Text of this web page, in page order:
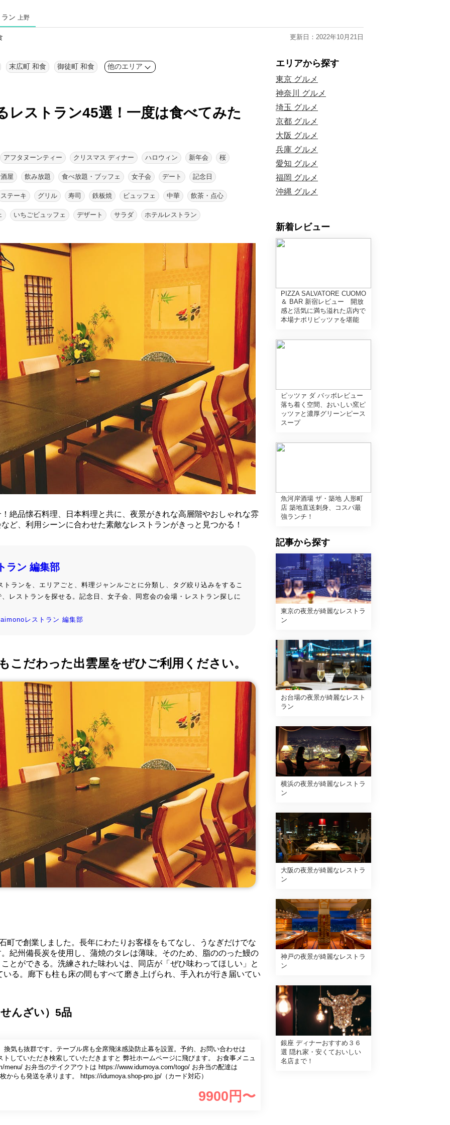
ン 上野
更新日：2022年10月21日
末広町 和食 御徒町 和食 他のエリア
レストラン45選！ 一度は食べてみた
アフタヌーンティー クリスマス ディナー ハロウィン 新年会 桜
屋 飲み放題 食べ放題・ブッフェ 女子会 デート 記念日
ステーキ グリル 寿司 鉄板焼 ビュッフェ 中華 飲茶・点心
いちごビュッフェ デザート サラダ ホテルレストラン
絶品懐石料理、日本料理と共に、夜景がきれな高層階やおしゃれな雰
ど、利用シーンに合わせた素敵なレストランがきっと見つかる！
ラン 編集部
トランを、エリアごと、料理ジャンルごとに分類し、タグ絞り込みをするこ
レストランを探せる。記念日、女子会、同窓会の会場・レストラン探しに
レストラン 編集部
こだわった出雲屋をぜひご利用ください。
町で創業しました。長年にわたりお客様をもてなし、うなぎだけでな
紀州備長炭を使用し、蒲焼のタレは薄味。そのため、脂ののった鰻の
とができる。洗練された味わいは、同店が「ぜひ味わってほしい」と
る。廊下も柱も床の間もすべて磨き上げられ、手入れが行き届いてい
んざい）5品
気も抜群です。テーブル席も全席飛沫感染防止幕を設置。予約、お問い合わせは
していただき検索していただきますと 弊社ホームページに飛びます。 お食事メニュ
お弁当のテイクアウトは https://www.idumoya.com/togo/ お弁当の配達は
からも発送を承ります。 https://idumoya.shop-pro.jp/（カード対応）
9900 円〜
エリアから探す
東京 グルメ
神奈川 グルメ
埼玉 グルメ
京都 グルメ
大阪 グルメ
兵庫 グルメ
愛知 グルメ
福岡 グルメ
沖縄 グルメ
新着レビュー
PIZZA SALVATORE CUOMO
＆ BAR 新宿レビュー 開放
感と活気に満ち溢れた店内で
本場ナポリピッツァを堪能
ピッツァ ダ バッボレビュー
落ち着く空間、おいしい窯ピ
ッツァと濃厚グリーンピース
スープ
魚河岸酒場 ザ・築地 人形町
店 築地直送刺身、コスパ最
強ランチ！
記事から探す
東京の夜景が綺麗なレストラ
ン
お台場の夜景が綺麗なレスト
ラン
横浜の夜景が綺麗なレストラ
ン
大阪の夜景が綺麗なレストラ
ン
神戸の夜景が綺麗なレストラ
ン
銀座 ディナーおすすめ３６
選 隠れ家・安くておいしい
名店まで！